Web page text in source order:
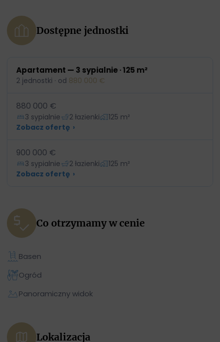
Dostępne jednostki
Apartament — 3 sypialnie · 125 m²
2 jednostki · od 880 000 €
880 000 €
3 sypialnie 2 łazienki
125 m²
Zobacz ofertę ›
900 000 €
3 sypialnie 2 łazienki
125 m²
Zobacz ofertę ›
Co otrzymamy w cenie
Basen
Ogród
Panoramiczny widok
Lokalizacja